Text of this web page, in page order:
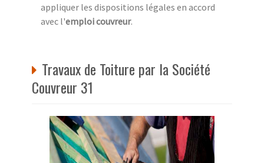
appliquer les dispositions légales en accord
avec l'emploi couvreur.
Travaux de Toiture par la Société
Couvreur 31